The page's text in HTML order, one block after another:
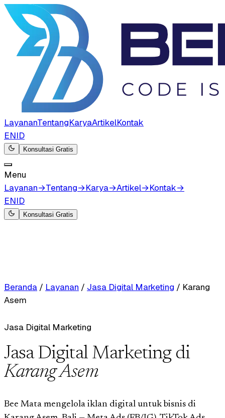
LayananTentangKaryaArtikelKontak
ENID
Konsultasi Gratis
Menu
Layanan→Tentang→Karya→Artikel→Kontak→
ENID
Konsultasi Gratis
Beranda / Layanan / Jasa Digital Marketing / Karang
Asem
Jasa Digital Marketing
Jasa Digital Marketing di
Karang Asem
Bee Mata mengelola iklan digital untuk bisnis di